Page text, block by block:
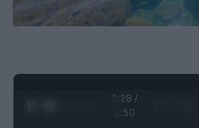
0:29 /
1:50